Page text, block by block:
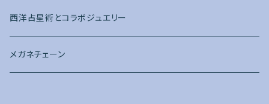
西洋占星術とコラボジュエリー
メガネチェーン